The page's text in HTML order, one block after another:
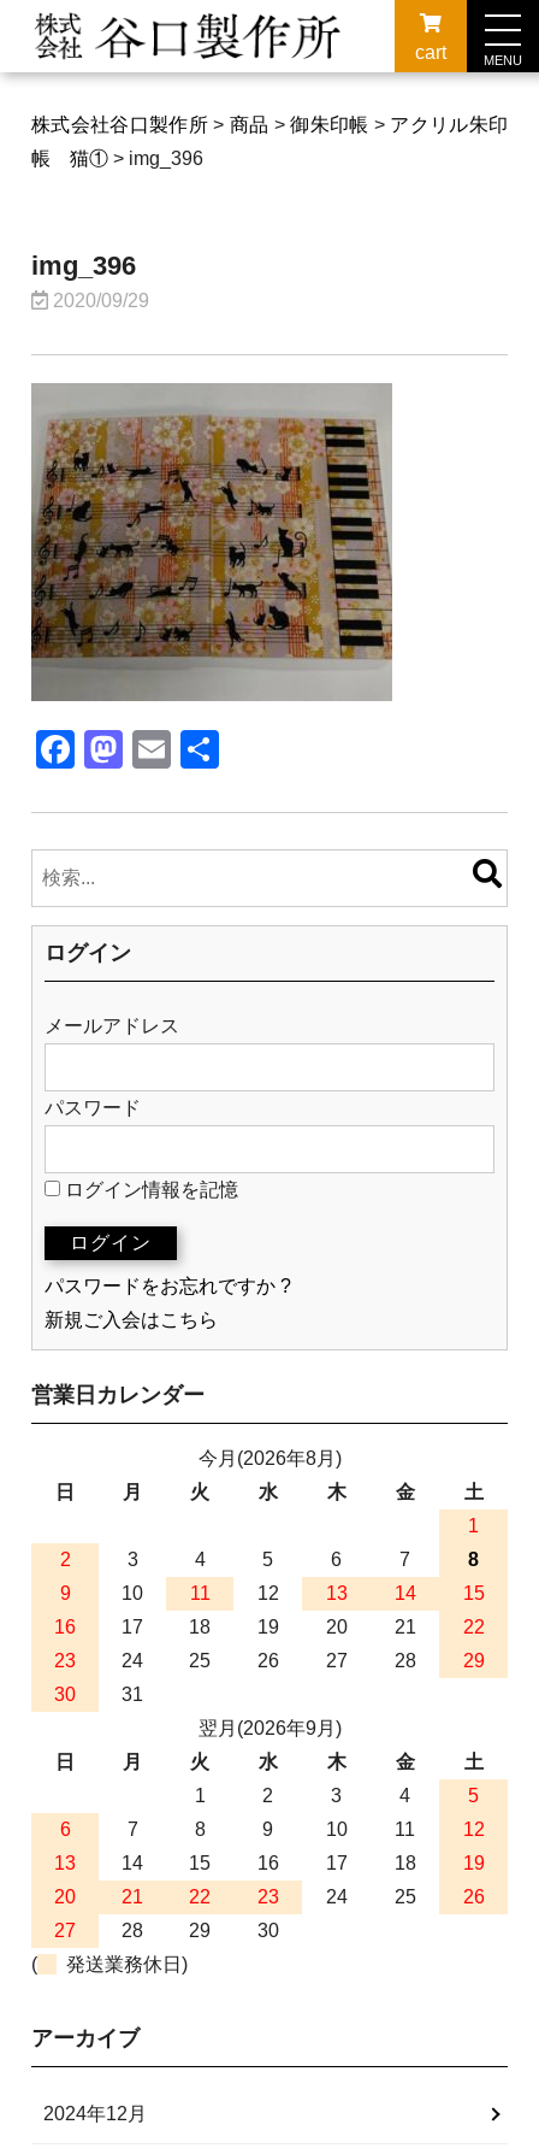
cart MENU
株式会社谷口製作所 > 商品 >御朱印帳 > アクリル朱印
帳 猫① > img_396
img_396
2020/09/29
F
c
e
b
o
o
k
M
st
o
d
o
n
E
ail
ログイン
メールアドレス
パスワード
ログイン情報を記憶
パスワードをお忘れですか ?
新規ご入会はこちら
営業日カレンダー
今月(2026年8月)
日
月 火 水 木 金
土
1
2
3 4 5 6 7
8
9
10 11 12 13 14
15
16
17 18 19 20 21
22
23
24 25 26 27 28
29
30
31
翌月(2026年9月)
日
月 火 水 木 金
土
1
2 3 4
5
6
7 8 9 10 11
12
13
14 15 16 17 18
19
20
21 22 23 24 25
26
27
28 29
30
(
発送業務休日)
アーカイブ
2024年12月